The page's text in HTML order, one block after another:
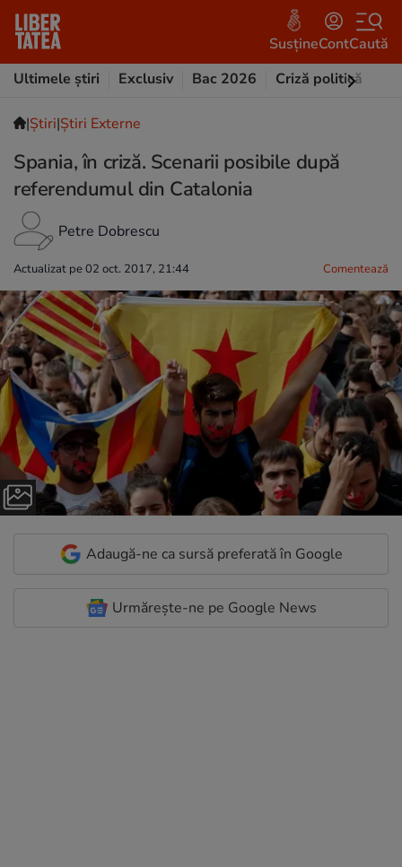
SusțineContCaută
Ultimele știri
Exclusiv Bac 2026 Criză politică
|Ştiri|Știri Externe
Spania, în criză. Scenarii posibile după
referendumul din Catalonia
Petre Dobrescu
Actualizat pe 02 oct. 2017, 21:44 Comentează
Adaugă-ne ca sursă preferată în Google
Urmărește-ne pe Google News